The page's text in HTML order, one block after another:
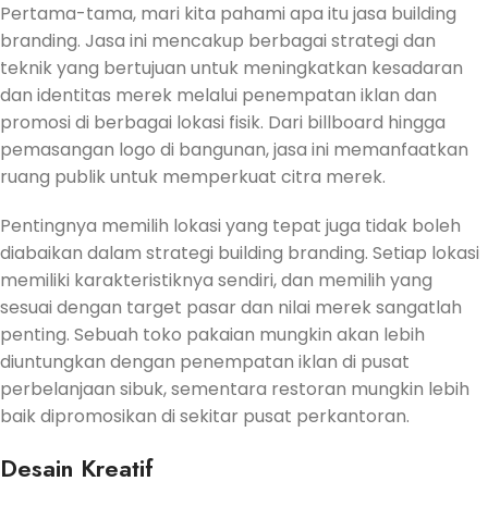
Pertama-tama, mari kita pahami apa itu jasa building
branding. Jasa ini mencakup berbagai strategi dan
teknik yang bertujuan untuk meningkatkan kesadaran
dan identitas merek melalui penempatan iklan dan
promosi di berbagai lokasi fisik. Dari billboard hingga
pemasangan logo di bangunan, jasa ini memanfaatkan
ruang publik untuk memperkuat citra merek.
Pentingnya memilih lokasi yang tepat juga tidak boleh
diabaikan dalam strategi building branding. Setiap lokasi
memiliki karakteristiknya sendiri, dan memilih yang
sesuai dengan target pasar dan nilai merek sangatlah
penting. Sebuah toko pakaian mungkin akan lebih
diuntungkan dengan penempatan iklan di pusat
perbelanjaan sibuk, sementara restoran mungkin lebih
baik dipromosikan di sekitar pusat perkantoran.
Desain Kreatif